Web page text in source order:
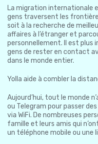
La migration internationale
gens traversent les
soit à la recherche de
affaires à l’étranger et
personnellement. Il est plus
gens de rester en contact
dans le monde entier.
Yolla aide à combler la
Aujourd’hui, tout le monde
ou Telegram pour passer
via WiFi. De nombreuses
famille et leurs amis qui
un téléphone mobile ou une